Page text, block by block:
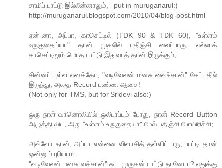
சாமிப் பாட்டு இல்லீன்னாலும், I put in muruganarul:)
http://muruganarul.blogspot.com/2010/04/blog-post.html
ஏன்-னா, அப்பா, காசெட்டில் (TDK 90 & TDK 60), "உள்ளம்
உருகுதைய்யா" தான் முதலில் பதிஞ்சி வைப்பாரு; எல்லாக்
காசெட்டிலும் மொத பாட்டு இதுவாத் தான் இருக்கும்;
சின்னப் புள்ள எனக்கோ, "வடிவேலன் மனசு வைச்சான்" கேட்டதில்
இருந்து, அதை Record பண்ண ஆசை!
(Not only for TMS, but for Sridevi also:)
ஒரு நாள் வானொலியில் ஒலிபரப்பும் போது, நான் Record Button
அழுத்தி விட, அது "உள்ளம் உருகுதையா" மேல் பதிஞ்சி போயிரிச்சி;
அவ்ளோ தான்; அப்பா என்னை விளாசித் தள்ளிட்டாரு; பாட்டி தான்
ஒன்னும் புரியாம..
"வடிவேலன் மனசு வச்சான்" கூட முருகன் பாட்டு தானேடா? எதுக்கு